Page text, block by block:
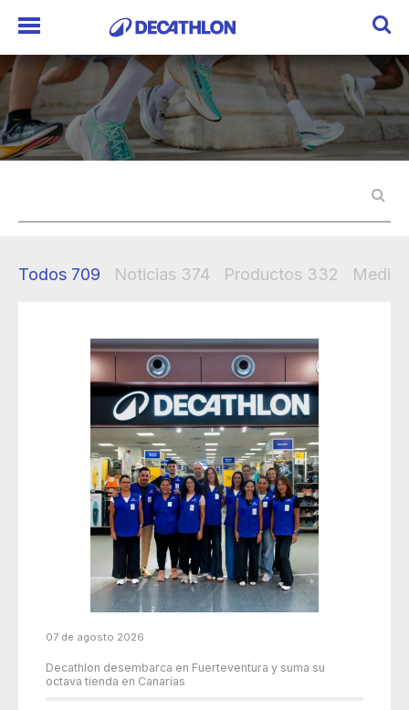
Todos 709 Noticias 374 Productos 332
07 de agosto 2026
Decathlon desembarca en Fuerteventura y suma su
octava tienda en Canarias